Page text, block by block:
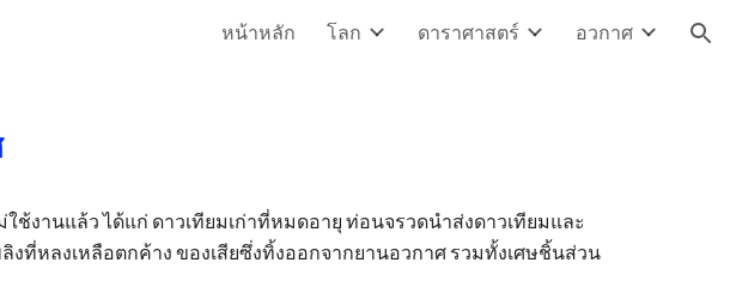
หน้าหลัก โลก ดาราศาสตร์ อวกาศ
ช้งานแล้ว ได้แก่ ดาวเทียมเก่าที่หมดอายุ ท่อนจรวดนำส่งดาวเทียมและ
ที่หลงเหลือตกค้าง ของเสียซึ่งทิ้งออกจากยานอวกาศ รวมทั้งเศษชิ้นส่วน